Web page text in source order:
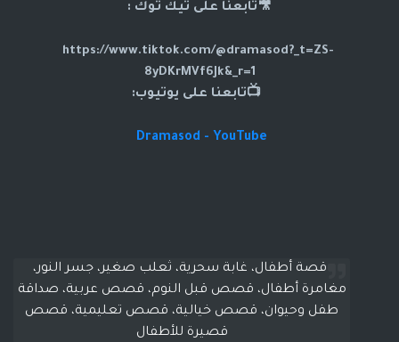
🎥تابعنا على تيك توك :
https://www.tiktok.com/@dramasod?_t=ZS-
8yDKrMVf6Jk&_r=1
📺تابعنا على يوتيوب:
Dramasod - YouTube
قصة أطفال، غابة سحرية، ثعلب صغير، جسر النور،
مغامرة أطفال، قصص قبل النوم، قصص عربية، صداقة
طفل وحيوان، قصص خيالية، قصص تعليمية، قصص
قصيرة للأطفال